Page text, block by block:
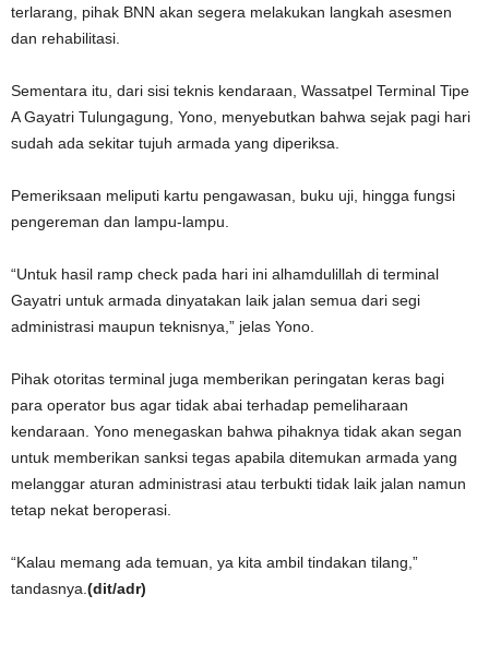
terlarang, pihak BNN akan segera melakukan langkah asesmen
dan rehabilitasi.
Sementara itu, dari sisi teknis kendaraan, Wassatpel Terminal Tipe
A Gayatri Tulungagung, Yono, menyebutkan bahwa sejak pagi hari
sudah ada sekitar tujuh armada yang diperiksa.
Pemeriksaan meliputi kartu pengawasan, buku uji, hingga fungsi
pengereman dan lampu-lampu.
“Untuk hasil ramp check pada hari ini alhamdulillah di terminal
Gayatri untuk armada dinyatakan laik jalan semua dari segi
administrasi maupun teknisnya,” jelas Yono.
Pihak otoritas terminal juga memberikan peringatan keras bagi
para operator bus agar tidak abai terhadap pemeliharaan
kendaraan. Yono menegaskan bahwa pihaknya tidak akan segan
untuk memberikan sanksi tegas apabila ditemukan armada yang
melanggar aturan administrasi atau terbukti tidak laik jalan namun
tetap nekat beroperasi.
“Kalau memang ada temuan, ya kita ambil tindakan tilang,”
tandasnya. (dit/adr)